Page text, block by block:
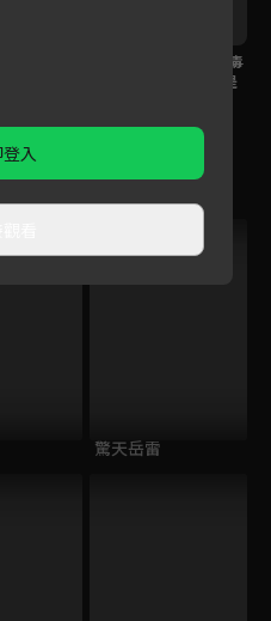
EP27預告：是誰痛下毒
手？太守大人是生還是
驚天岳雷
入